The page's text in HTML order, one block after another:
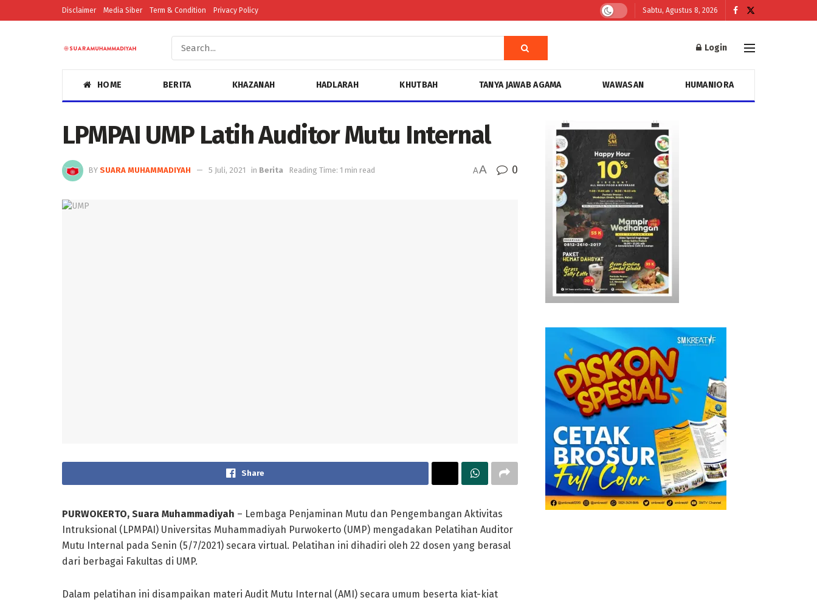
Disclaimer Media Siber Term & Condition Privacy Policy Sabtu, Agustus 8, 2026
Login
HOME BERITA KHAZANAH HADLARAH KHUTBAH TANYA JAWAB AGAMA WAWASAN HUMANIORA
LPMPAI UMP Latih Auditor Mutu Internal
BY SUARA MUHAMMADIYAH 5 Juli, 2021 in Berita Reading Time: 1 min read AA 0
Share
PURWOKERTO, Suara Muhammadiyah – Lembaga Penjaminan Mutu dan Pengembangan Aktivitas
Intruksional (LPMPAI) Universitas Muhammadiyah Purwokerto (UMP) mengadakan Pelatihan Auditor
Mutu Internal pada Senin (5/7/2021) secara virtual. Pelatihan ini dihadiri oleh 22 dosen yang berasal
dari berbagai Fakultas di UMP.
Dalam pelatihan ini disampaikan materi Audit Mutu Internal (AMI) secara umum beserta kiat-kiat